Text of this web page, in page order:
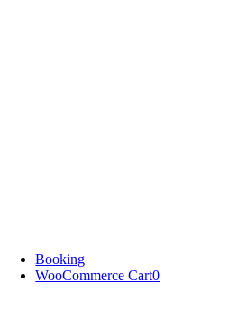
Booking
WooCommerce Cart0